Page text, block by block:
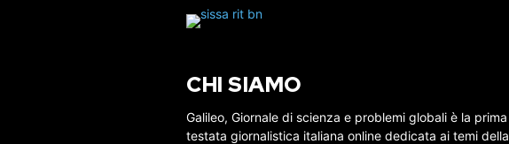
CHI SIAMO
Galileo, Giornale di scienza e problemi globali è la prima
testata giornalistica italiana online dedicata ai temi della